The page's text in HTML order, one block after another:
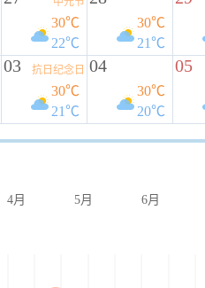
30℃
22℃
30℃
21℃
03 抗日纪念日
30℃
21℃
04
30℃
20℃
05
4月 5月 6月